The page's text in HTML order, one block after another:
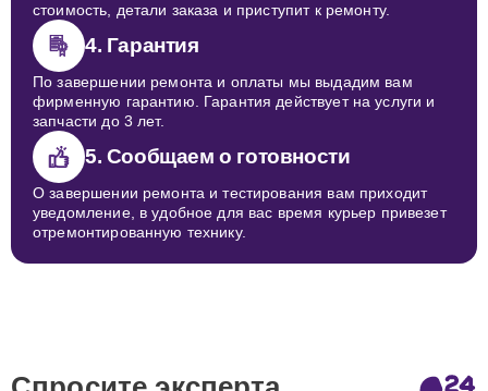
стоимость, детали заказа и приступит к ремонту.
4. Гарантия
По завершении ремонта и оплаты мы выдадим вам
фирменную гарантию. Гарантия действует на услуги и
запчасти до 3 лет.
5. Сообщаем о готовности
О завершении ремонта и тестирования вам приходит
уведомление, в удобное для вас время курьер привезет
отремонтированную технику.